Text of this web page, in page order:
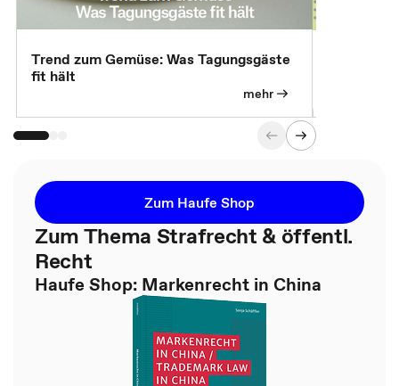
Trend zum Gemüse: Was Tagungsgäste
fit hält
mehr
Zum Haufe Shop
Zum Thema Strafrecht & öffentl.
Recht
Haufe Shop: Markenrecht in China